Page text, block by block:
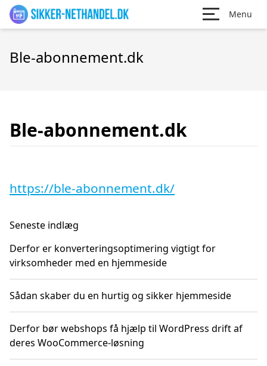
Menu
Ble-abonnement.dk
Ble-abonnement.dk
https://ble-abonnement.dk/
Seneste indlæg
Derfor er konverteringsoptimering vigtigt for
virksomheder med en hjemmeside
Sådan skaber du en hurtig og sikker hjemmeside
Derfor bør webshops få hjælp til WordPress drift af
deres WooCommerce-løsning